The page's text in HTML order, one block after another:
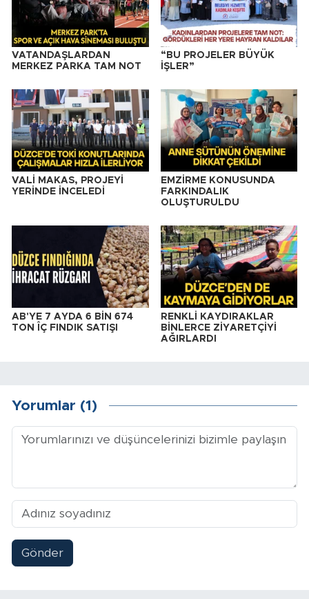
VATANDAŞLARDAN
MERKEZ PARKA TAM NOT
“BU PROJELER BÜYÜK
İŞLER”
VALİ MAKAS, PROJEYİ
YERİNDE İNCELEDİ
EMZİRME KONUSUNDA
FARKINDALIK
OLUŞTURULDU
AB'YE 7 AYDA 6 BİN 674
TON ÎÇ FINDIK SATIŞI
RENKLİ KAYDIRAKLAR
BİNLERCE ZİYARETÇİYİ
AĞIRLARDI
Yorumlar (1)
Gönder